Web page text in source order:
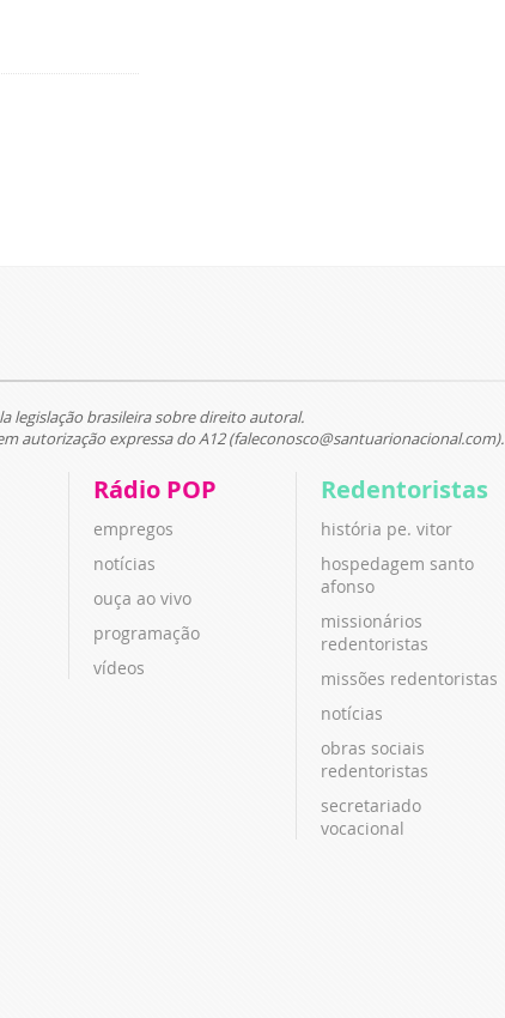
legislação brasileira sobre direito autoral.
autorização expressa do A12 (faleconosco@santuarionacional.com).
Rádio POP
empregos
notícias
ouça ao vivo
programação
vídeos
Redentoristas
história pe. vitor
hospedagem santo
afonso
missionários
redentoristas
missões redentoristas
notícias
obras sociais
redentoristas
secretariado
vocacional